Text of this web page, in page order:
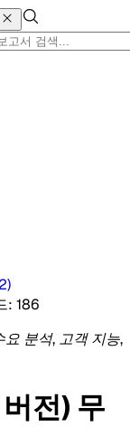
)
: 186
분석, 고객 지능,
전) 무